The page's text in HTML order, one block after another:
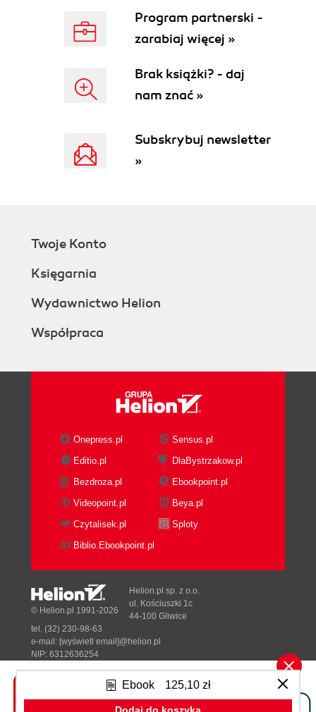
Ebook 125,10 zł
Program partnerski -
zarabiaj więcej »
Brak książki? - daj
nam znać »
Subskrybuj newsletter
»
Twoje Konto
Księgarnia
Wydawnictwo Helion
Współpraca
Onepress.pl
Sensus.pl
Editio.pl
DlaBystrzakow.pl
Bezdroza.pl
Ebookpoint.pl
Videopoint.pl
Beya.pl
Czytalisek.pl
Sploty
Biblio.Ebookpoint.pl
Tonik.pl
© Helion.pl 1991-2026
Helion.pl sp. z o.o.
ul. Kościuszki 1c
44-100 Gliwice
tel. (32) 230-98-63
e-mail: [wyświetl email]@helion.pl
NIP: 6312636254